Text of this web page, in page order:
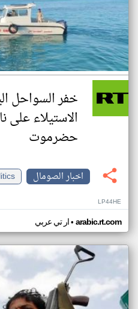
خفر السواحل
الاستيلاء على
حضرموت
اخبار الصومال
LP44HE
ار تي عربي• arabic.rt.com